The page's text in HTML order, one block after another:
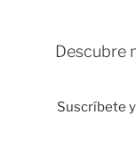
Descubre
Suscríbete